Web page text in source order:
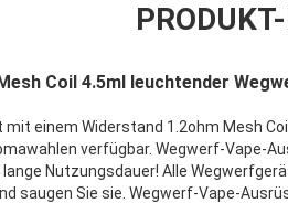
Coil 4.5ml leuchtender
mit einem Widerstand 1.2ohm Mesh
verfügbar. Wegwerf-Vape-
Nutzungsdauer! Alle
saugen Sie sie. Wegwerf-Vape-